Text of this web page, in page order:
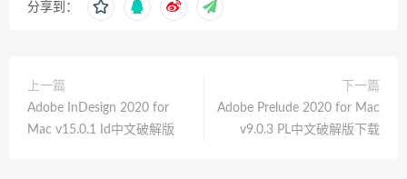
分享到：
上一篇
Adobe InDesign 2020 for
Mac v15.0.1 Id中文破解版
下一篇
Adobe Prelude 2020 for Mac
v9.0.3 PL中文破解版下载